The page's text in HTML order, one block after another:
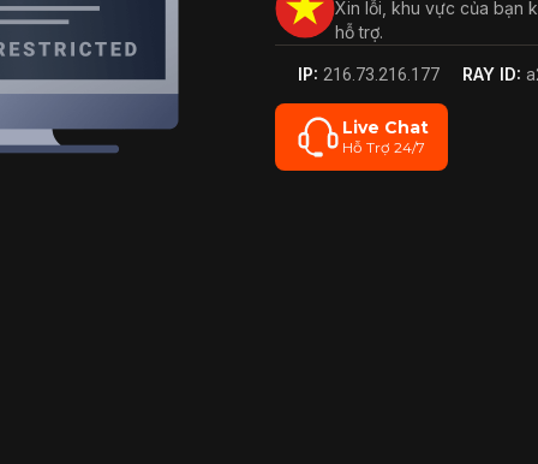
Xin lỗi, khu vực của bạn
hỗ trợ.
IP: 216.73.216.177 RAY ID:
Live Chat
Hỗ Trợ 24/7